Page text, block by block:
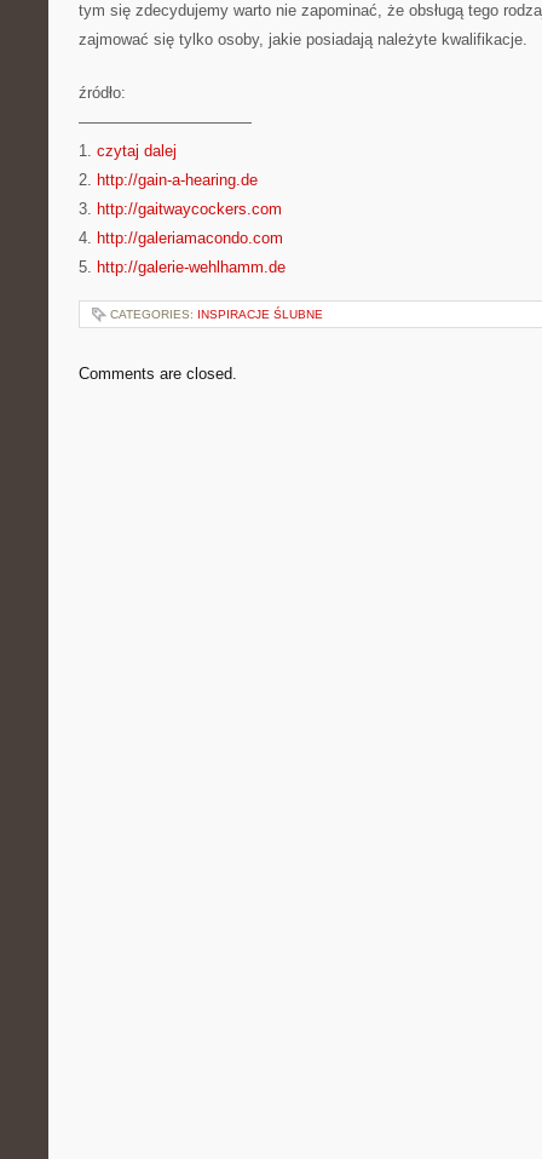
tym się zdecydujemy warto nie zapominać, że obsługą tego
zajmować się tylko osoby, jakie posiadają należyte kwalifikacje.
źródło:
———————————
1. czytaj dalej
2. http://gain-a-hearing.de
3. http://gaitwaycockers.com
4. http://galeriamacondo.com
5. http://galerie-wehlhamm.de
CATEGORIES: INSPIRACJE ŚLUBNE
Comments are closed.